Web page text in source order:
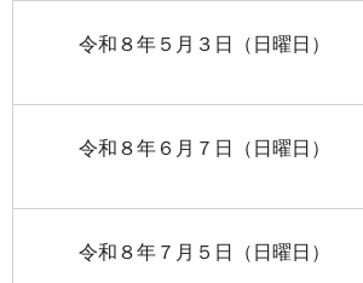
令和８年５月３日（日曜日）
令和８年６月７日（日曜日）
令和８年７月５日（日曜日）